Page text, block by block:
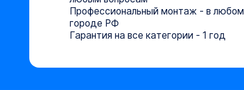
Профессиональный монтаж - в любом
городе РФ
Гарантия на все категории - 1 год